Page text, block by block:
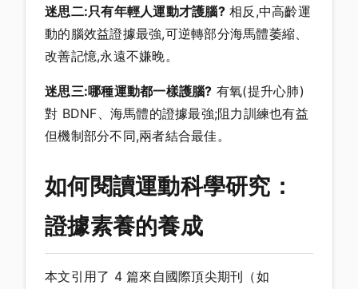
迷思二:只有年輕人運動才護腦?相反,中高齡運
動的腦效益證據最強,可逆轉部分海馬體萎縮、
改善記憶,永遠不嫌晚。
迷思三:哪種運動都一樣護腦? 有氧(提升心肺)
對 BDNF、海馬體的證據最強;阻力訓練也有益
但機制部分不同,兩者結合最佳。
如何閱讀運動科學研究：
證據素養的養成
本文引用了 4 篇來自國際頂尖期刊（如